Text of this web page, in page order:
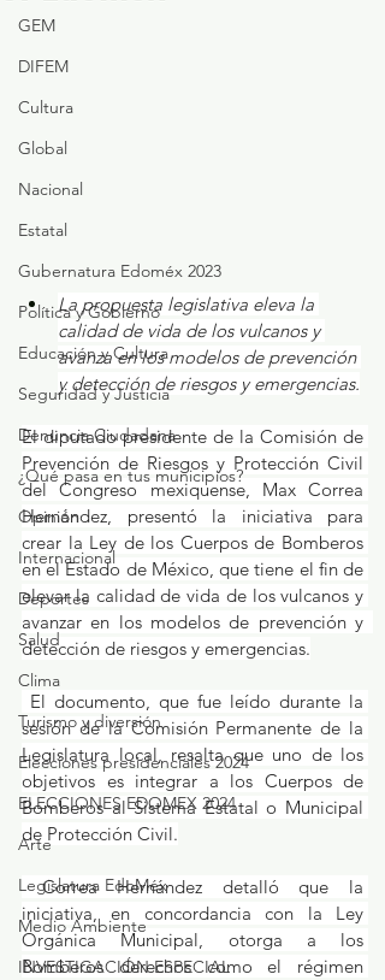
GEM
DIFEM
Cultura
Global
Nacional
Estatal
Gubernatura Edoméx 2023
Política y Gobierno
Educación y Cultura
Seguridad y Justicia
Denuncia Ciudadana
¿Qué pasa en tus municipios?
Opinión
Internacional
Deportes
Salud
Clima
Turismo y diversión
Elecciones presidenciales 2024
ELECCIONES EDOMEX 2024
Arte
Legislatura EdoMéx
Medio Ambiente
INVESTIGACIÓN ESPECIAL
La propuesta legislativa eleva la
calidad de vida de los vulcanos y
avanza en los modelos de prevención
y detección de riesgos y emergencias.
El diputado presidente de la Comisión de
Prevención de Riesgos y Protección Civil
del Congreso mexiquense, Max Correa
Hernández, presentó la iniciativa para
crear la Ley de los Cuerpos de Bomberos
en el Estado de México, que tiene el fin de
elevar la calidad de vida de los vulcanos y
avanzar en los modelos de prevención y
detección de riesgos y emergencias.
sesión de la Comisión Permanente de la
Legislatura local, resalta que uno de los
objetivos es integrar a los Cuerpos de
Bomberos al Sistema Estatal o Municipal
de Protección Civil.
Correa Hernández detalló que la
iniciativa, en concordancia con la Ley
Orgánica Municipal, otorga a los
Bomberos derechos como el régimen